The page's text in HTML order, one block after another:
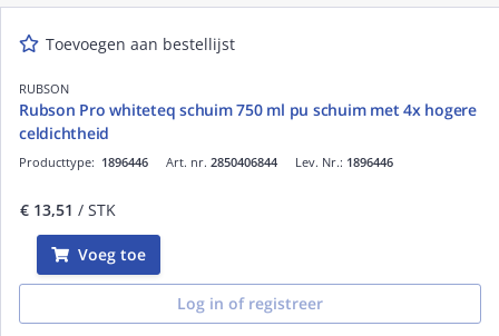
Toevoegen aan bestellijst
RUBSON
Rubson Pro whiteteq schuim 750 ml pu schuim met 4x hogere
celdichtheid
Art. nr. 2850406844
Producttype: 1896446 Lev. Nr.: 1896446
€ 13,51 / STK
Voeg toe
Log in of registreer